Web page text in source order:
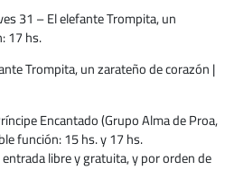
31 – El elefante Trompita, un
17 hs.
Trompita, un zarateño de corazón |
Encantado (Grupo Alma de Proa,
función: 15 hs. y 17 hs.
libre y gratuita, y por orden de